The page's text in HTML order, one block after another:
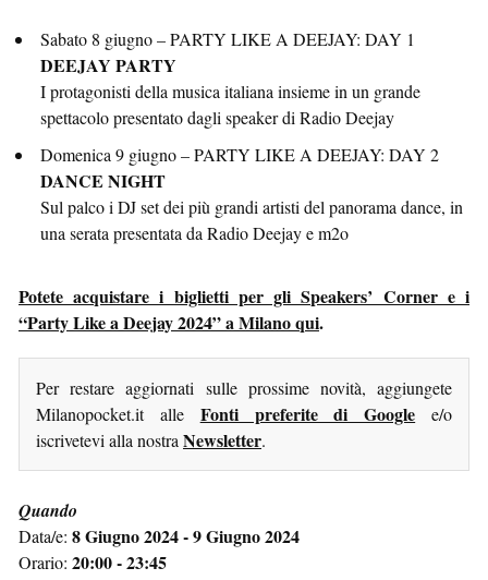
Sabato 8 giugno – PARTY LIKE A DEEJAY: DAY 1
DEEJAY PARTY
I protagonisti della musica italiana insieme in un grande
spettacolo presentato dagli speaker di Radio Deejay
Domenica 9 giugno – PARTY LIKE A DEEJAY: DAY 2
DANCE NIGHT
Sul palco i DJ set dei più grandi artisti del panorama dance, in
una serata presentata da Radio Deejay e m2o
Potete acquistare i biglietti per gli Speakers’ Corner e i
“Party Like a Deejay 2024” a Milano qui.
Per restare aggiornati sulle prossime novità, aggiungete
Milanopocket.it alle Fonti preferite di Google e/o
iscrivetevi alla nostra Newsletter.
Quando
Data/e: 8 Giugno 2024 - 9 Giugno 2024
Orario: 20:00 - 23:45